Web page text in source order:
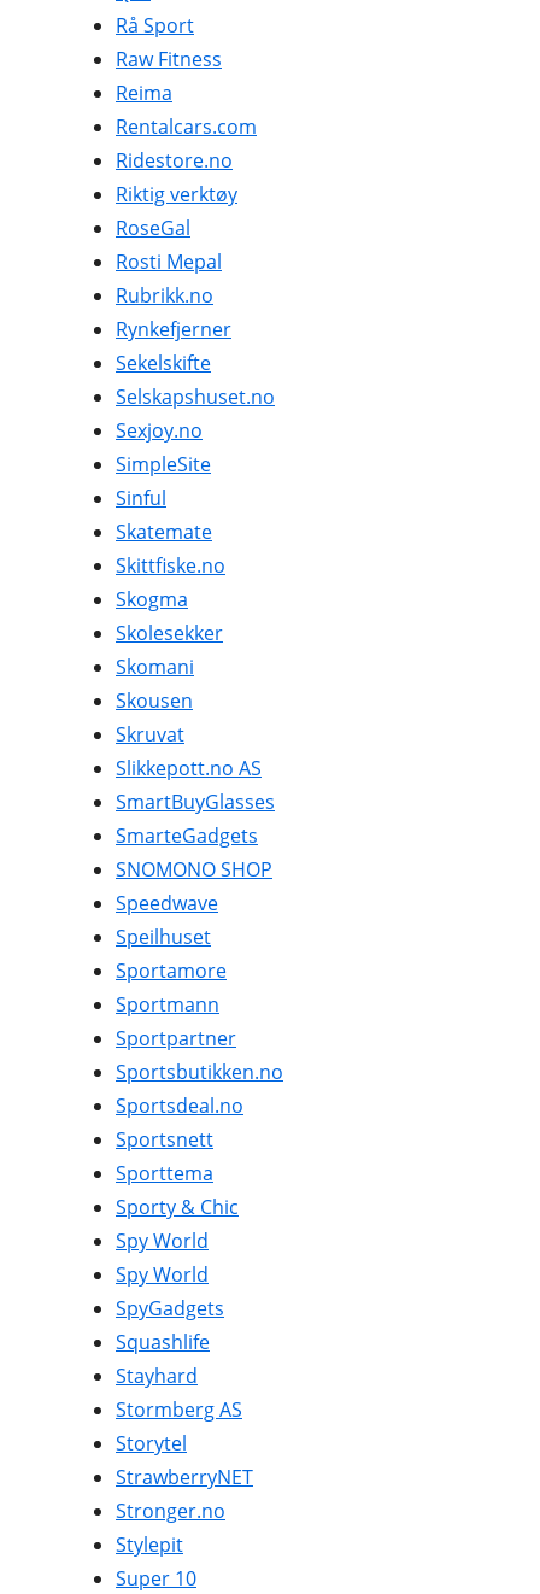
Rå Sport
Raw Fitness
Reima
Rentalcars.com
Ridestore.no
Riktig verktøy
RoseGal
Rosti Mepal
Rubrikk.no
Rynkefjerner
Sekelskifte
Selskapshuset.no
Sexjoy.no
SimpleSite
Sinful
Skatemate
Skittfiske.no
Skogma
Skolesekker
Skomani
Skousen
Skruvat
Slikkepott.no AS
SmartBuyGlasses
SmarteGadgets
SNOMONO SHOP
Speedwave
Speilhuset
Sportamore
Sportmann
Sportpartner
Sportsbutikken.no
Sportsdeal.no
Sportsnett
Sporttema
Sporty & Chic
Spy World
Spy World
SpyGadgets
Squashlife
Stayhard
Stormberg AS
Storytel
StrawberryNET
Stronger.no
Stylepit
Super 10